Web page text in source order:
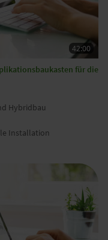
für die
Hybridbau
Installation